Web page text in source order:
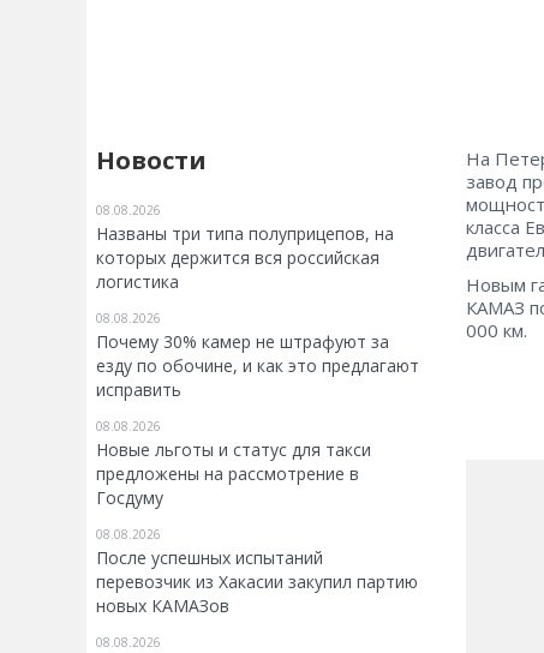
Новости
08.08.2026
Названы три типа полуприцепов, на
которых держится вся российская
логистика
08.08.2026
Почему 30% камер не штрафуют за
езду по обочине, и как это предлагают
исправить
08.08.2026
Новые льготы и статус для такси
предложены на рассмотрение в
Госдуму
08.08.2026
После успешных испытаний
перевозчик из Хакасии закупил партию
новых КАМАЗов
08.08.2026
На
завод
класса
Новым
КАМАЗ
000 км.